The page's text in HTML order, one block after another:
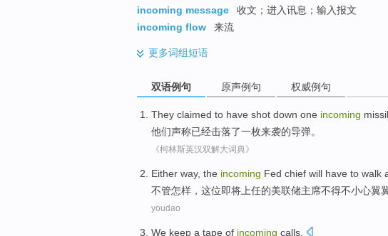
incoming message
收文；进入讯息；输入报文
incoming flow
来流
更多词组短语
双语例句 原声例句 权威例句
They claimed to have shot down one incoming
他们声称已经击落了一枚来袭的导弹。
《柯林斯英汉双解大词典》
Either way, the incoming Fed chief will have to walk
不管怎样，这位即将 上任的美联储主席不得不小心翼
youdao
We keep a tape of incoming calls